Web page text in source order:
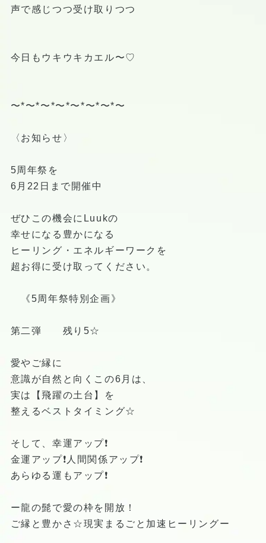
声で感じつつ受け取りつつ
今日もウキウキカエル〜♡
〜*〜*〜*〜*〜*〜*〜*〜
〈お知らせ〉
5周年祭を
6月22日まで開催中
ぜひこの機会にLuukの
幸せになる豊かになる
ヒーリング・エネルギーワークを
超お得に受け取ってください。
《5周年祭特別企画》
第二弾 残り5☆
愛やご縁に
意識が自然と向くこの6月は、
実は【飛躍の土台】を
整えるベストタイミング☆
そして、幸運アップ❗️
金運アップ❗️人間関係アップ❗️
あらゆる運もアップ❗️
ー龍の髭で愛の枠を開放！
ご縁と豊かさ☆現実まるごと加速ヒーリングー